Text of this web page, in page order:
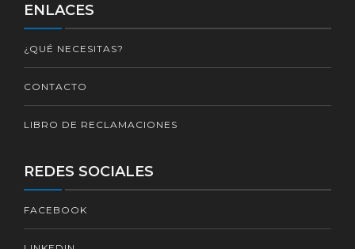
ENLACES
¿QUÉ NECESITAS?
CONTACTO
LIBRO DE RECLAMACIONES
REDES SOCIALES
FACEBOOK